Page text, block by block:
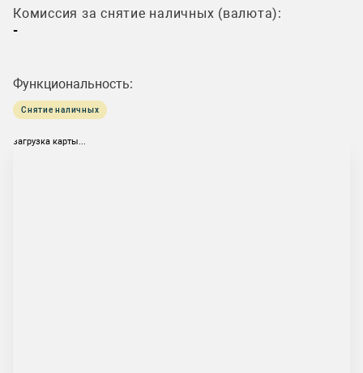
Комиссия за снятие наличных (валюта):
-
Функциональность:
Снятие наличных
загрузка карты...